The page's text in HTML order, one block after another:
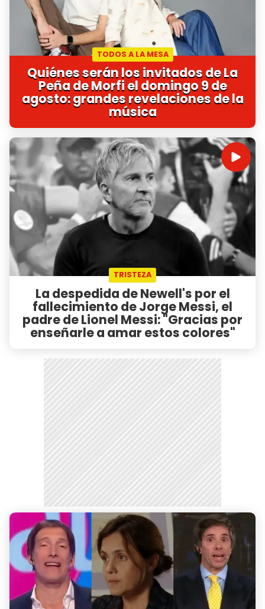
TODOS A LA MESA
Quiénes serán los invitados de La
Peña de Morfi el domingo 9 de
agosto: grandes revelaciones de la
música
TRISTEZA
La despedida de Newell's por el
fallecimiento de Jorge Messi, el
padre de Lionel Messi: "Gracias por
enseñarle a amar estos colores"